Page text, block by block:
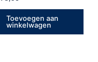
Toevoegen aan
winkelwagen